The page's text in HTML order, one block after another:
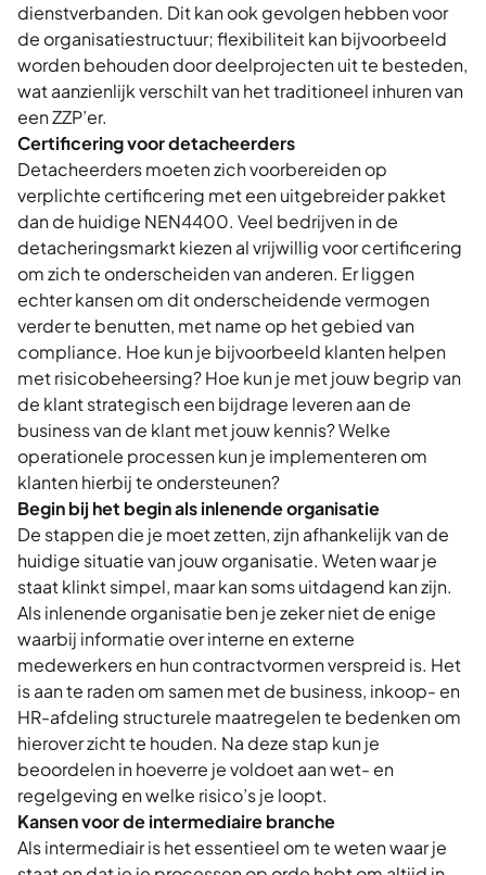
dienstverbanden. Dit kan ook gevolgen hebben voor
de organisatiestructuur; flexibiliteit kan bijvoorbeeld
worden behouden door deelprojecten uit te besteden,
wat aanzienlijk verschilt van het traditioneel inhuren van
een ZZP’er.
Certificering voor detacheerders
Detacheerders moeten zich voorbereiden op
verplichte certificering met een uitgebreider pakket
dan de huidige NEN4400. Veel bedrijven in de
detacheringsmarkt kiezen al vrijwillig voor certificering
om zich te onderscheiden van anderen. Er liggen
echter kansen om dit onderscheidende vermogen
verder te benutten, met name op het gebied van
compliance. Hoe kun je bijvoorbeeld klanten helpen
met risicobeheersing? Hoe kun je met jouw begrip van
de klant strategisch een bijdrage leveren aan de
business van de klant met jouw kennis? Welke
operationele processen kun je implementeren om
klanten hierbij te ondersteunen?
Begin bij het begin als inlenende organisatie
De stappen die je moet zetten, zijn afhankelijk van de
huidige situatie van jouw organisatie. Weten waar je
staat klinkt simpel, maar kan soms uitdagend kan zijn.
Als inlenende organisatie ben je zeker niet de enige
waarbij informatie over interne en externe
medewerkers en hun contractvormen verspreid is. Het
is aan te raden om samen met de business, inkoop- en
HR-afdeling structurele maatregelen te bedenken om
hierover zicht te houden. Na deze stap kun je
beoordelen in hoeverre je voldoet aan wet- en
regelgeving en welke risico’s je loopt.
Kansen voor de intermediaire branche
Als intermediair is het essentieel om te weten waar je